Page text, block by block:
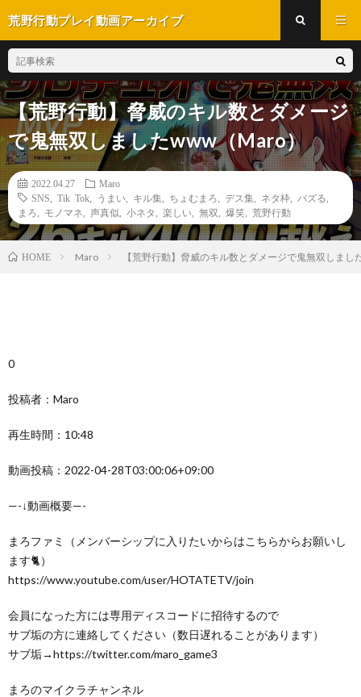
荒野行動プレイ動画アーカイブ
【荒野行動】脅威のキル数とダメージ
で鬼無双しましたwww（Maro）
2022.04.27
Maro
SNS
Tik Tok うまい キル集 ちょむまろ デス集 ネタ枠 バズる
まろ
モノマネ 声真似 小ネタ 楽しい 無双 爆笑 荒野行動
HOME Maro 【荒野行動】脅威のキル数とダメージで鬼無双しま
0
投稿者：Maro
再生時間：10:48
動画投稿：2022-04-28T03:00:06+09:00
—-↓動画概要—-
まろファミ（メンバーシップに入りたいからはこちらからお願いし
ます🐈）
https://www.youtube.com/user/HOTATETV/join
会員になった方には専用ディスコードに招待するので
サブ垢の方に連絡してください（数日遅れることがあります）
サブ垢→https://twitter.com/maro_game3
まろのマイクラチャンネル